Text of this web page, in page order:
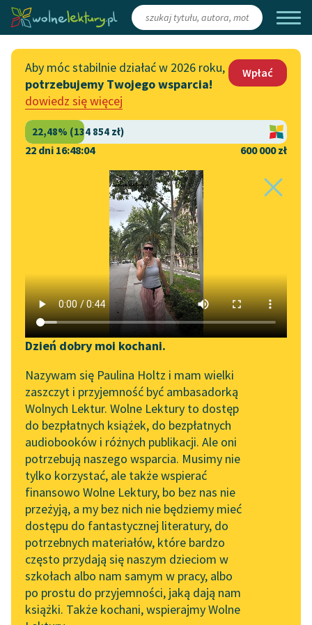
Zaloguj się/Załóż konto
Katalog
Lektury szkolne
Książki
Kolekcje tematyczne
Motywy literackie
Katalog DAISY
Podkasty o książkach
Włącz się
Wesprzyj Wolne Lektury
Współpraca z firmami
Zapisz się na newsletter
Przekaż 1,5%
Włącz się w prace
redakcyjne
Zgłoś błąd
Zgłoś brak utworu
Aktualności
„Prokurator Alicja Horn”
do słuchania
Byliśmy częścią AI Impact
Lab
Zapraszamy na spotkanie
online z tłumaczkami
literatury skandynawskiej
Spotkanie z Katarzyną
Tunkiel w Oslo
102. lata temu zmarł
Joseph Conrad
Narzędzia
Mapa Wolnych Lektur
Leśmianator
Przewodnik dla piszących i
czytających
API
OAI-PMH
Widget Wolnych Lektur
Przypisy
Aby móc stabilnie działać w 2026 roku,
potrzebujemy Twojego wsparcia!
dowiedz się więcej
Wpłać
22 dni 16:48:03 600 000 zł
Dzień dobry moi kochani.
Nazywam się Paulina Holtz i mam wielki
zaszczyt i przyjemność być ambasadorką
Wolnych Lektur. Wolne Lektury to dostęp
do bezpłatnych książek, do bezpłatnych
audiobooków i różnych publikacji. Ale oni
potrzebują naszego wsparcia. Musimy nie
tylko korzystać, ale także wspierać
finansowo Wolne Lektury, bo bez nas nie
przeżyją, a my bez nich nie będziemy mieć
dostępu do fantastycznej literatury, do
potrzebnych materiałów, które bardzo
często przydają się naszym dzieciom w
szkołach albo nam samym w pracy, albo
po prostu do przyjemności, jaką dają nam
książki. Także kochani, wspierajmy Wolne
Katalog Gatunek
Sortuj:
eseje